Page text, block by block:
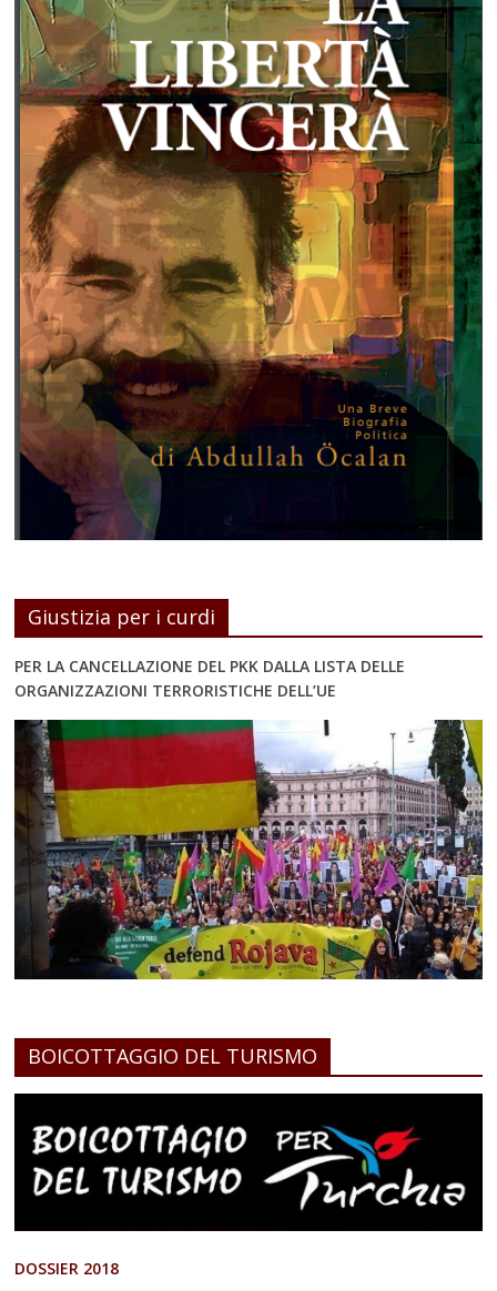
Giustizia per i curdi
PER LA CANCELLAZIONE DEL PKK DALLA LISTA DELLE
ORGANIZZAZIONI TERRORISTICHE DELL’UE
BOICOTTAGGIO DEL TURISMO
DOSSIER 2018